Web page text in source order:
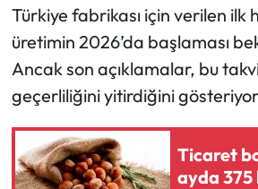
Türkiye fabrikası için verilen ilk
üretimin 2026’da başlaması
Ancak son açıklamalar, bu
geçerliliğini yitirdiğini
Ticaret
ayda 375